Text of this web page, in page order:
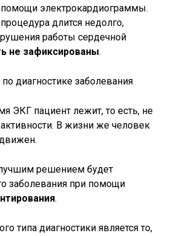
помощи электрокардиограммы.
длится недолго,
работы сердечной
не зафиксированы.
ЭКГ пациент лежит, то есть, не
В жизни же человек
решением будет
заболевания при помощи
.
типа диагностики является то,